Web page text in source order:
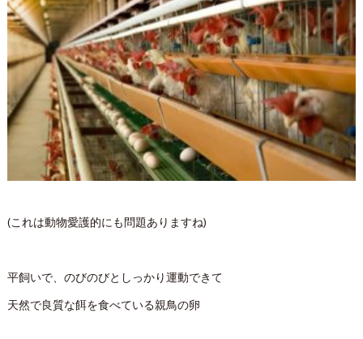
(これは動物愛護的にも問題ありますね)
平飼いで、のびのびとしっかり運動できて
天然で良質な餌を食べている親鳥の卵